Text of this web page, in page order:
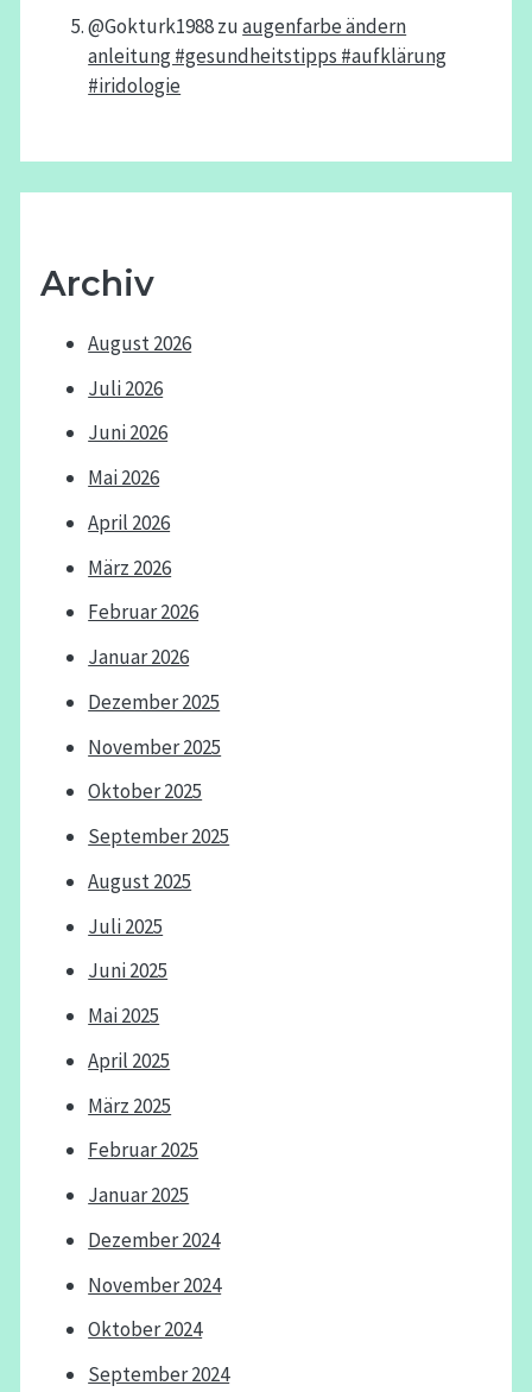
@Gokturk1988zuaugenfarbe ändern
anleitung #gesundheitstipps #aufklärung
#iridologie
Archiv
August 2026
Juli 2026
Juni 2026
Mai 2026
April 2026
März 2026
Februar 2026
Januar 2026
Dezember 2025
November 2025
Oktober 2025
September 2025
August 2025
Juli 2025
Juni 2025
Mai 2025
April 2025
März 2025
Februar 2025
Januar 2025
Dezember 2024
November 2024
Oktober 2024
September 2024